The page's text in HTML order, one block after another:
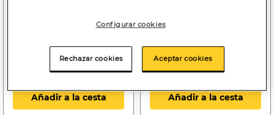
Ahorramas pack 4 glasé
Añadir a la cesta
Ahorramas pack 4
Añadir a la cesta
Configurar cookies
Rechazar cookies Aceptar cookies